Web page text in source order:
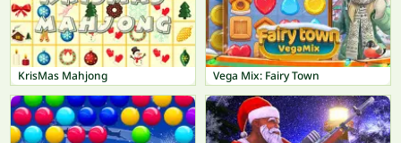
KrisMas Mahjong Vega Mix: Fairy Town